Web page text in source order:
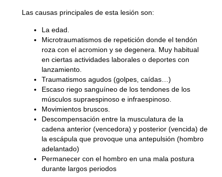
Las causas principales de esta lesión son:
La edad.
Microtraumatismos de repetición donde el tendón
roza con el acromion y se degenera. Muy habitual
en ciertas actividades laborales o deportes con
lanzamiento.
Traumatismos agudos (golpes, caídas…)
Escaso riego sanguíneo de los tendones de los
músculos supraespinoso e infraespinoso.
Movimientos bruscos.
Descompensación entre la musculatura de la
cadena anterior (vencedora) y posterior (vencida) de
la escápula que provoque una antepulsión (hombro
adelantado)
Permanecer con el hombro en una mala postura
durante largos periodos